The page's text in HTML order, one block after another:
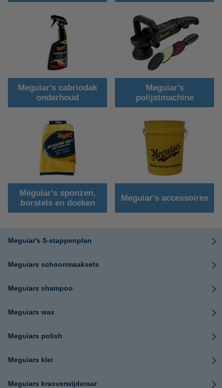
Meguiar's cabriodak
onderhoud
Meguiar's
polijstmachine
Meguiar's sponzen,
borstels en doeken
Meguiar's accessoires
Meguiar's 5-stappenplan
Meguiars schoonmaaksets
Meguiars shampoo
Meguiars wax
Meguiars polish
Meguiars klei
Meguiars krasverwijderaar